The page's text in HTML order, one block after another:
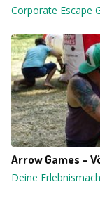
Corporate Escape
Arrow Games –
Deine